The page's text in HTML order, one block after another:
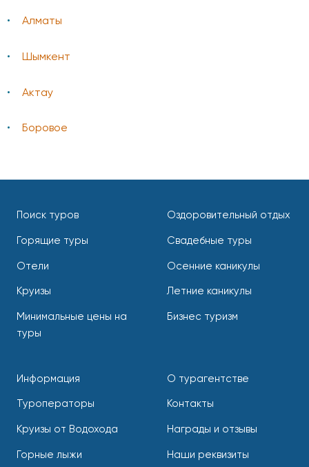
Алматы
Шымкент
Актау
Боровое
Поиск туров
Горящие туры
Отели
Круизы
Минимальные цены на
туры
Оздоровительный отдых
Свадебные туры
Осенние каникулы
Летние каникулы
Бизнес туризм
Информация
Туроператоры
Круизы от Водохода
Горные лыжи
О турагентстве
Контакты
Награды и отзывы
Наши реквизиты